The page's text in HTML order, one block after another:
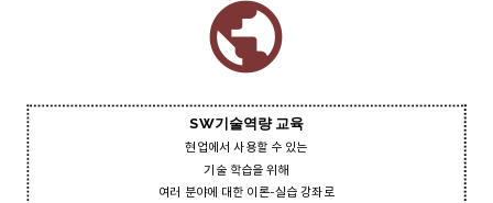
public
SW기술역량 교육
현업에서 사용할 수 있는
기술 학습을 위해
여러 분야에 대한 이론-실습 강좌로